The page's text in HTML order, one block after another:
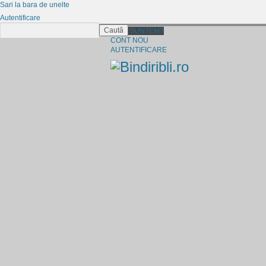
CINE SUNTEM?
CONT NOU
AUTENTIFICARE
Sari la bara de unelte
Autentificare
Caută